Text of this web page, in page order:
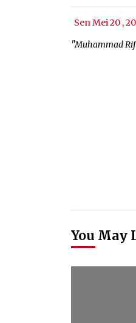
Sen Mei 20 ,
"Muhammad
You May